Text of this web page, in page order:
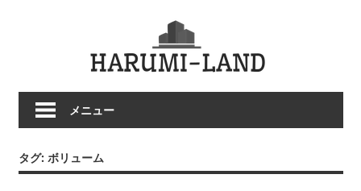
メニュー
タグ: ボリューム